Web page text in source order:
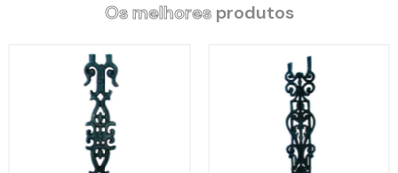
Os melhoresprodutos